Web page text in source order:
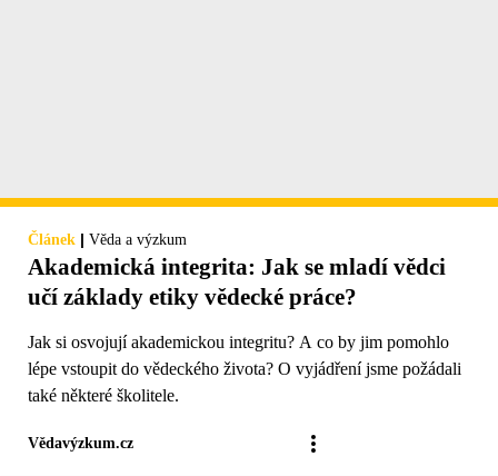
Článek | Věda a výzkum
Akademická integrita: Jak se mladí vědci
učí základy etiky vědecké práce?
Jak si osvojují akademickou integritu? A co by jim pomohlo
lépe vstoupit do vědeckého života? O vyjádření jsme požádali
také některé školitele.
Vědavýzkum.cz